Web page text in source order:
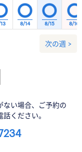
8/14 8/15 8/16
次の週 >
ない場合、ご予約の
ください。